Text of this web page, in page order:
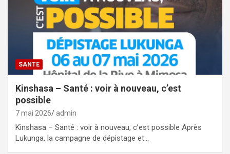
SANTE
Kinshasa – Santé : voir à nouveau, c’est
possible
7 mai 2026 admin
Kinshasa – Santé : voir à nouveau, c’est possible Après
Lukunga, la campagne de dépistage et…